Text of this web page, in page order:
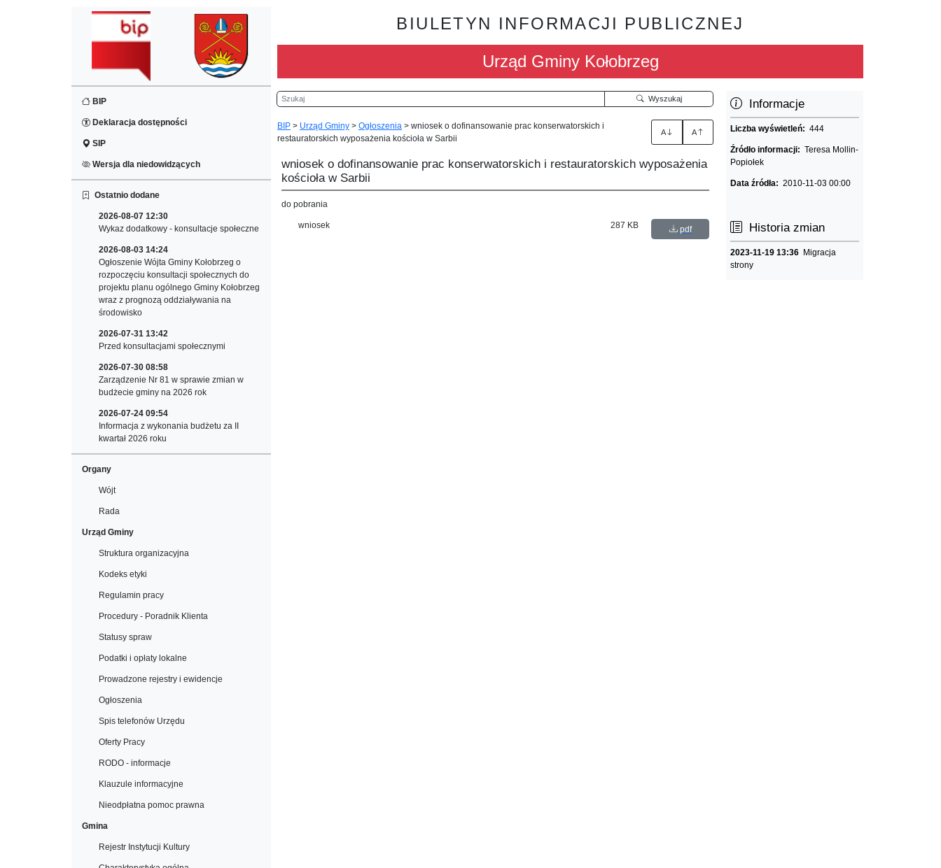
BIP
Deklaracja dostępności
SIP
Wersja dla niedowidzących
Ostatnio dodane
2026-08-07 12:30
Wykaz dodatkowy - konsultacje społeczne
2026-08-03 14:24
Ogłoszenie Wójta Gminy Kołobrzeg o
rozpoczęciu konsultacji społecznych do
projektu planu ogólnego Gminy Kołobrzeg
wraz z prognozą oddziaływania na
środowisko
2026-07-31 13:42
Przed konsultacjami społecznymi
2026-07-30 08:58
Zarządzenie Nr 81 w sprawie zmian w
budżecie gminy na 2026 rok
2026-07-24 09:54
Informacja z wykonania budżetu za II
kwartał 2026 roku
Organy
Wójt
Rada
Urząd Gminy
Struktura organizacyjna
Kodeks etyki
Regulamin pracy
Procedury - Poradnik Klienta
Statusy spraw
Podatki i opłaty lokalne
Prowadzone rejestry i ewidencje
Ogłoszenia
Spis telefonów Urzędu
Oferty Pracy
RODO - informacje
Klauzule informacyjne
Nieodpłatna pomoc prawna
Gmina
Rejestr Instytucji Kultury
BIULETYN INFORMACJI PUBLICZNEJ
Urząd Gminy Kołobrzeg
Szukaj Wyszukaj
BIP > Urząd Gminy > Ogłoszenia > wniosek o dofinansowanie prac konserwatorskich i
restauratorskich wyposażenia kościoła w Sarbii
A A
wniosek o dofinansowanie prac konserwatorskich i restauratorskich wyposażenia
kościoła w Sarbii
do pobrania
wniosek 287 KB pdf
Informacje
Liczba wyświetleń:444
Źródło informacji:Teresa Mollin-
Popiołek
Data źródła:2010-11-03 00:00
Historia zmian
2023-11-19 13:36 Migracja
strony